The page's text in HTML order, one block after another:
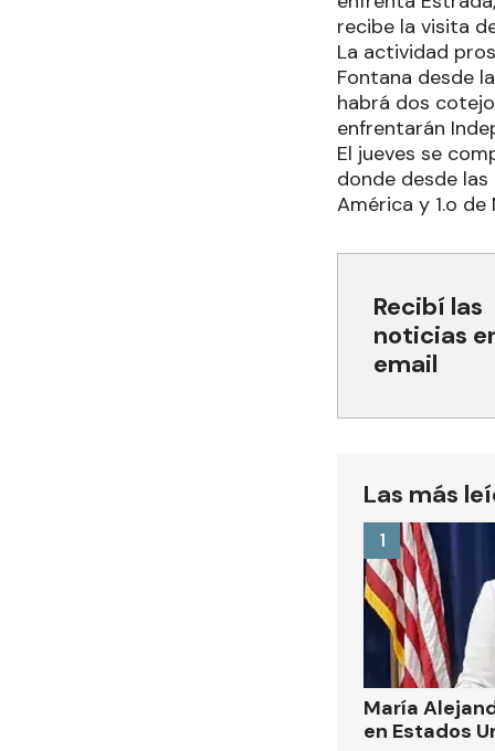
recibe la visita
La actividad
Fontana desde
habrá dos
enfrentarán
El jueves se
donde desde
América y 1.o
Recibí las
noticias
email
Las más
María
en Estados
1